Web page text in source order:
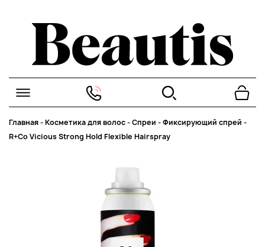
Главная-Косметика для волос-Спреи -Фиксирующий спрей -
R+Co Vicious Strong Hold Flexible Hairspray